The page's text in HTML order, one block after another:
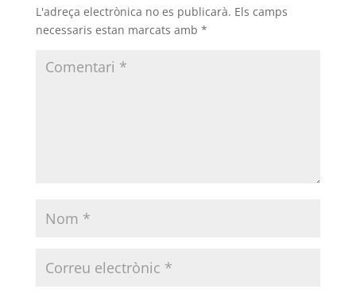
L'adreça electrònica no es publicarà. Els camps
necessaris estan marcats amb *